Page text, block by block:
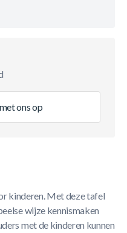
ons op
kinderen. Met deze tafel
wijze kennismaken
met de kinderen kunnen